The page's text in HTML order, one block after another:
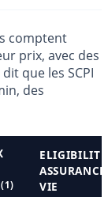
comptent
prix, avec des
que les SCPI
des
(1)
ELIGIBILITÉ
VIE